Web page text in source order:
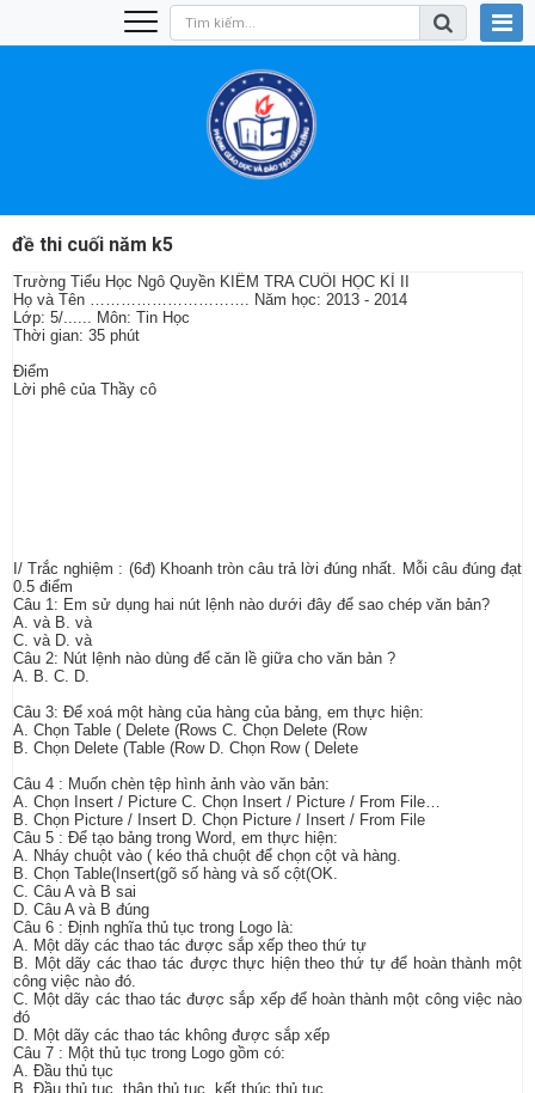
đề thi cuối năm k5
Trường Tiểu Học Ngô Quyền KIỂM TRA CUỐI HỌC KÌ II
Họ và Tên …………………………. Năm học: 2013 - 2014
Lớp: 5/...... Môn: Tin Học
Thời gian: 35 phút
Điểm
Lời phê của Thầy cô
I/ Trắc nghiệm : (6đ) Khoanh tròn câu trả lời đúng nhất. Mỗi câu đúng đạt
0.5 điểm
Câu 1: Em sử dụng hai nút lệnh nào dưới đây để sao chép văn bản?
A. và B. và
C. và D. và
Câu 2: Nút lệnh nào dùng để căn lề giữa cho văn bản ?
A. B. C. D.
Câu 3: Để xoá một hàng của hàng của bảng, em thực hiện:
A. Chọn Table ( Delete (Rows C. Chọn Delete (Row
B. Chọn Delete (Table (Row D. Chọn Row ( Delete
Câu 4 : Muốn chèn tệp hình ảnh vào văn bản:
A. Chọn Insert / Picture C. Chọn Insert / Picture / From File…
B. Chọn Picture / Insert D. Chọn Picture / Insert / From File
Câu 5 : Để tạo bảng trong Word, em thực hiện:
A. Nháy chuột vào ( kéo thả chuột để chọn cột và hàng.
B. Chọn Table(Insert(gõ số hàng và số cột(OK.
C. Câu A và B sai
D. Câu A và B đúng
Câu 6 : Định nghĩa thủ tục trong Logo là:
A. Một dãy các thao tác được sắp xếp theo thứ tự
B. Một dãy các thao tác được thực hiện theo thứ tự để hoàn thành một
công việc nào đó.
C. Một dãy các thao tác được sắp xếp để hoàn thành một công việc nào
đó
D. Một dãy các thao tác không được sắp xếp
Câu 7 : Một thủ tục trong Logo gồm có:
A. Đầu thủ tục
B. Đầu thủ tục, thân thủ tục, kết thúc thủ tục